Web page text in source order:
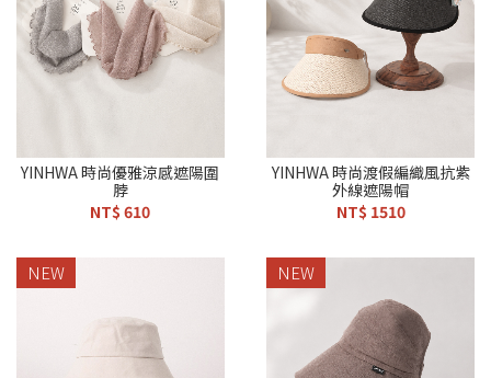
YINHWA 時尚優雅涼感遮陽圍
脖
NT$ 610
YINHWA 時尚渡假編織風抗紫
外線遮陽帽
NT$ 1510
NEW NEW